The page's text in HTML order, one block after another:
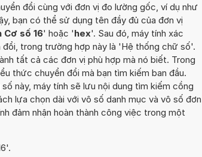
đổi cùng với đơn vị đo lường gốc, ví dụ như
bạn có thể sử dụng tên đầy đủ của đơn vị
Cơ số 16' hoặc 'hex'. Sau đó, máy tính xác
trong trường hợp này là 'Hệ thống chữ số'.
tất cả các đơn vị phù hợp mà nó biết. Trong
thức chuyển đổi mà bạn tìm kiếm ban đầu.
này, máy tính sẽ lưu nội dung tìm kiếm cồng
lựa chọn dài với vô số danh mục và vô số đơn
đảm nhận hoàn thành công việc trong một